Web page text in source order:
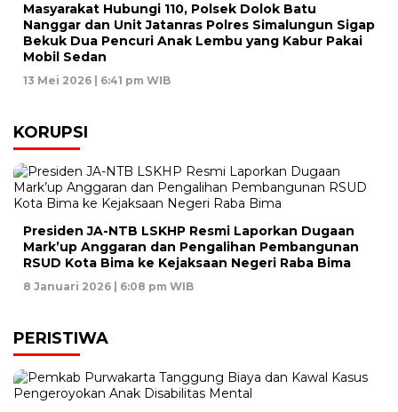
Masyarakat Hubungi 110, Polsek Dolok Batu
Nanggar dan Unit Jatanras Polres Simalungun Sigap
Bekuk Dua Pencuri Anak Lembu yang Kabur Pakai
Mobil Sedan
13 Mei 2026 | 6:41 pm WIB
KORUPSI
Presiden JA-NTB LSKHP Resmi Laporkan Dugaan
Mark’up Anggaran dan Pengalihan Pembangunan
RSUD Kota Bima ke Kejaksaan Negeri Raba Bima
8 Januari 2026 | 6:08 pm WIB
PERISTIWA